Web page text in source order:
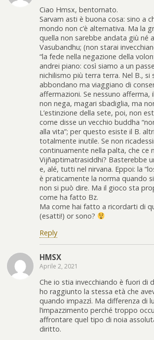
Ciao Hmsx, bentornato.
Sarvam asti è buona cosa: sino a
mondo non c’è alternativa. Ma la
quella non sarebbe andata giù né
Vasubandhu; (non starai
“la fede nella negazione della
andrei piano: così siamo a un
nichilismo più terra terra. Nel B., si
abbondano ma viaggiano di
affermazioni. Se nessuno afferma,
non nega, magari sbadiglia, ma
L’estinzione della sete, poi, non
come disse un vecchio buddha
alla vita”; per questo esiste il B.
totalmente inutile. Se non
continuamente nella palta, che ce
Vijñaptimatrasiddhi? Basterebbe
e, alé, tutti nel nirvana. Eppoi: la
è praticamente la norma quando
non si può dire. Ma il gioco sta
come ha fatto Bz.
Ma come hai fatto a ricordarti di
(esatti!) or sono?
Reply
HMSX
Aprile 2, 2021
Che io stia invecchiando è fuori di
ho raggiunto la stessa età che
quando impazzì. Ma differenza di
l’impazzimento perché troppo
affrontare quel tipo di noia
diritto.